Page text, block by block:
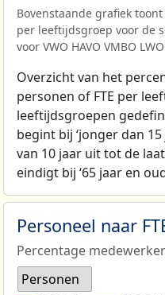
Bovenstaande grafiek
per leeftijdsgroep voor de
voor VWO HAVO VMBO
Overzicht van het
personen of FTE per
leeftijdsgroepen
begint bij ‘jonger dan
van 10 jaar uit tot de
eindigt bij ‘65 jaar en
Personeel naar
Percentage
Personen